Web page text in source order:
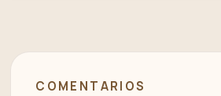
COMENTARIOS